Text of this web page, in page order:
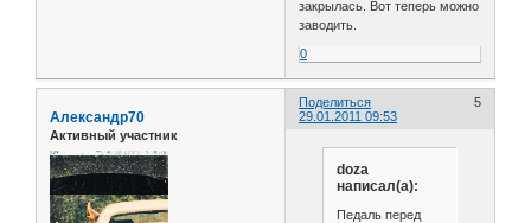
закрылась. Вот теперь можно
заводить.
0
Поделиться
5
29.01.2011 09:53
Александр70
Активный участник
doza
написал(а):
Педаль перед